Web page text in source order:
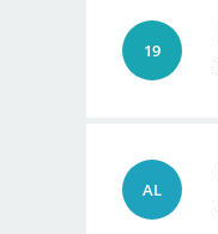
19
AL